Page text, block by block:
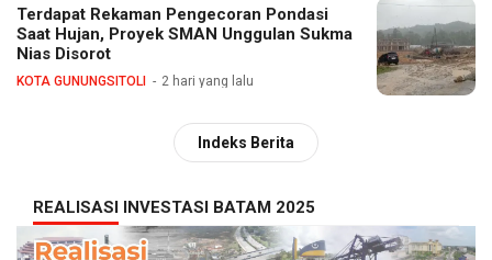
Terdapat Rekaman Pengecoran Pondasi
Saat Hujan, Proyek SMAN Unggulan Sukma
Nias Disorot
KOTA GUNUNGSITOLI 2 hari yang lalu
Indeks Berita
REALISASI INVESTASI BATAM 2025